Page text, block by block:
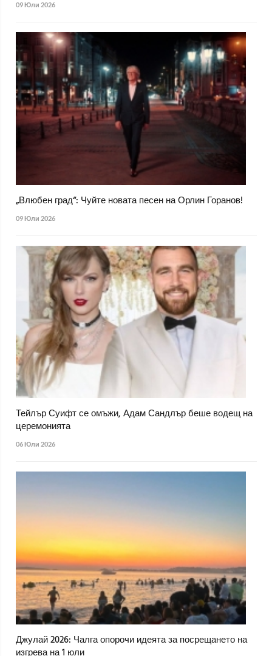
09 Юли 2026
„Влюбен град“: Чуйте новата песен на Орлин Горанов!
09 Юли 2026
Тейлър Суифт се омъжи, Адам Сандлър беше водещ на
церемонията
06 Юли 2026
Джулай 2026: Чалга опорочи идеята за посрещането на
изгрева на 1 юли